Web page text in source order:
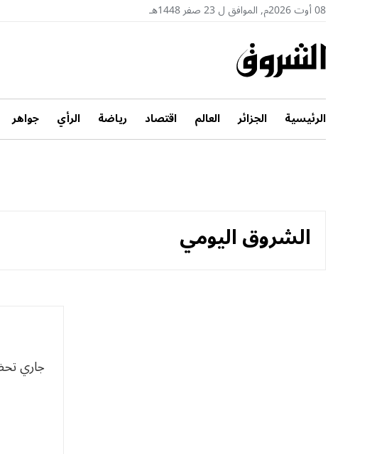
08 أوت 2026م, الموافق ل 23 صفر 1448هـ
الرئيسية الجزائر العالم اقتصاد رياضة الرأي جواهر
الشروق اليومي